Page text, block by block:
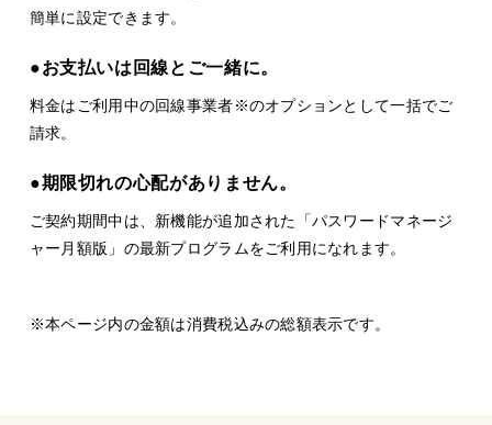
簡単に設定できます。
●お支払いは回線とご一緒に。
料金はご利用中の回線事業者※のオプションとして一括でご
請求。
●期限切れの心配がありません。
ご契約期間中は、新機能が追加された「パスワードマネージ
ャー月額版」の最新プログラムをご利用になれます。
※本ページ内の金額は消費税込みの総額表示です。